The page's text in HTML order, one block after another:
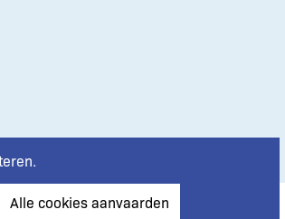
Alle cookies aanvaarden